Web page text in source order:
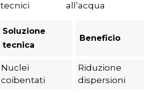
tecnici
all’acqua
Soluzione
tecnica
Beneficio
Nuclei
coibentati
Riduzione
dispersioni